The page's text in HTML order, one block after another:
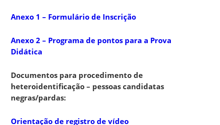
Anexo 1 – Formulário de Inscrição
Anexo 2 – Programa de pontos para a Prova
Didática
Documentos para procedimento de
heteroidentificação – pessoas candidatas
negras/pardas:
Orientação de registro de vídeo